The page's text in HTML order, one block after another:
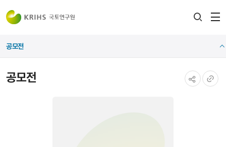
공모전
공모전